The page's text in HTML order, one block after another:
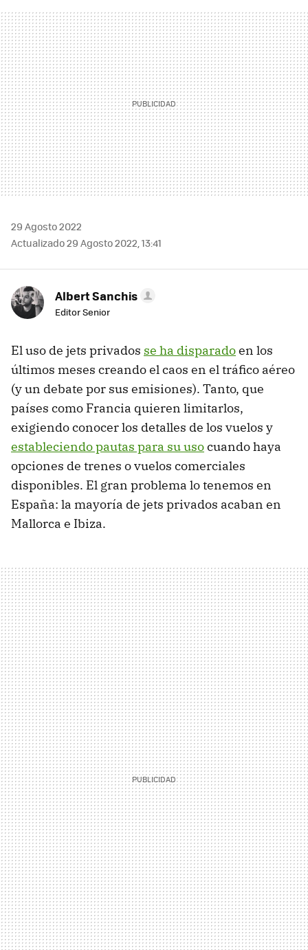
MAIL
29 Agosto 2022
Actualizado 29 Agosto 2022, 13:41
Albert Sanchis
Editor Senior
El uso de jets privados se ha disparadoen los
últimos meses creando el caos en el tráfico aéreo
(y un debate por sus emisiones). Tanto, que
países como Francia quieren limitarlos,
exigiendo conocer los detalles de los vuelos y
estableciendo pautas para su usocuando haya
opciones de trenes o vuelos comerciales
disponibles. El gran problema lo tenemos en
España: la mayoría de jets privados acaban en
Mallorca e Ibiza.